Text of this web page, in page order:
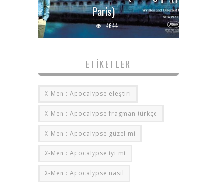
Paris)
4644
ETIKETLER
X-Men : Apocalypse eleştiri
X-Men : Apocalypse fragman türkçe
X-Men : Apocalypse güzel mi
X-Men : Apocalypse iyi mi
X-Men : Apocalypse nasıl